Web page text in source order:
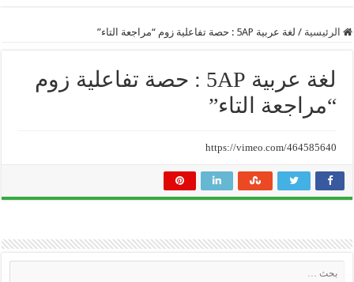
الرئيسية / لغة عربية 5AP : حصة تفاعلية زوم “مراجعة التاء”
لغة عربية 5AP : حصة تفاعلية زوم
“مراجعة التاء”
https://vimeo.com/464585640